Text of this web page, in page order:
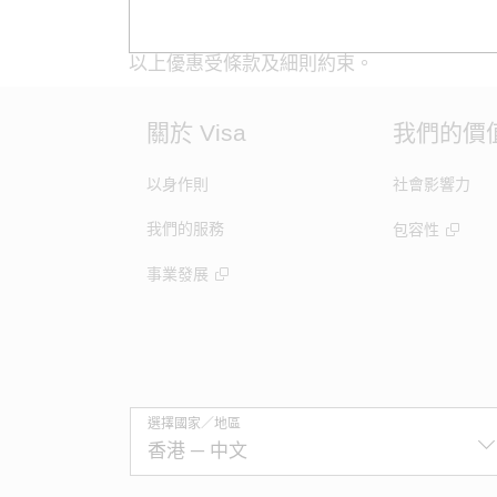
以上優惠受條款及細則約束。
關於 Visa
以身作則
我們的服務
事業發展
我們的價
社會影響力
包容性
選擇國家／地區